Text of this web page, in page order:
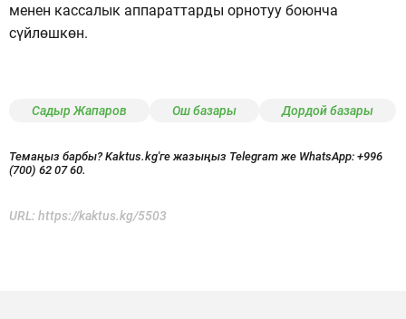
менен кассалык аппараттарды орнотуу боюнча
сүйлөшкөн.
Садыр Жапаров Ош базары Дордой базары
Темаңыз барбы? Kaktus.kg'ге жазыңыз Telegram же WhatsApp: +996
(700) 62 07 60.
URL: https://kaktus.kg/5503